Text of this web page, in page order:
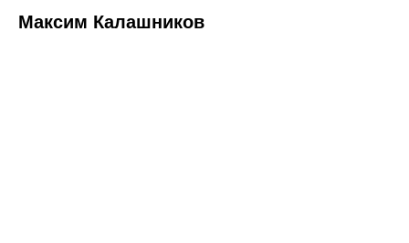
Максим Калашников